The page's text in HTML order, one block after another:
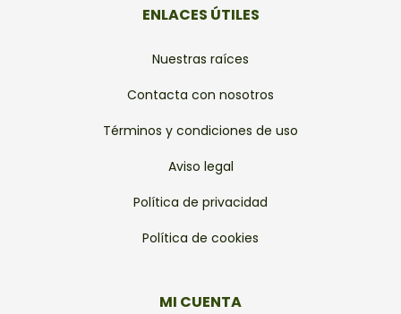
ENLACES ÚTILES
Nuestras raíces
Contacta con nosotros
Términos y condiciones de uso
Aviso legal
Política de privacidad
Política de cookies
MI CUENTA